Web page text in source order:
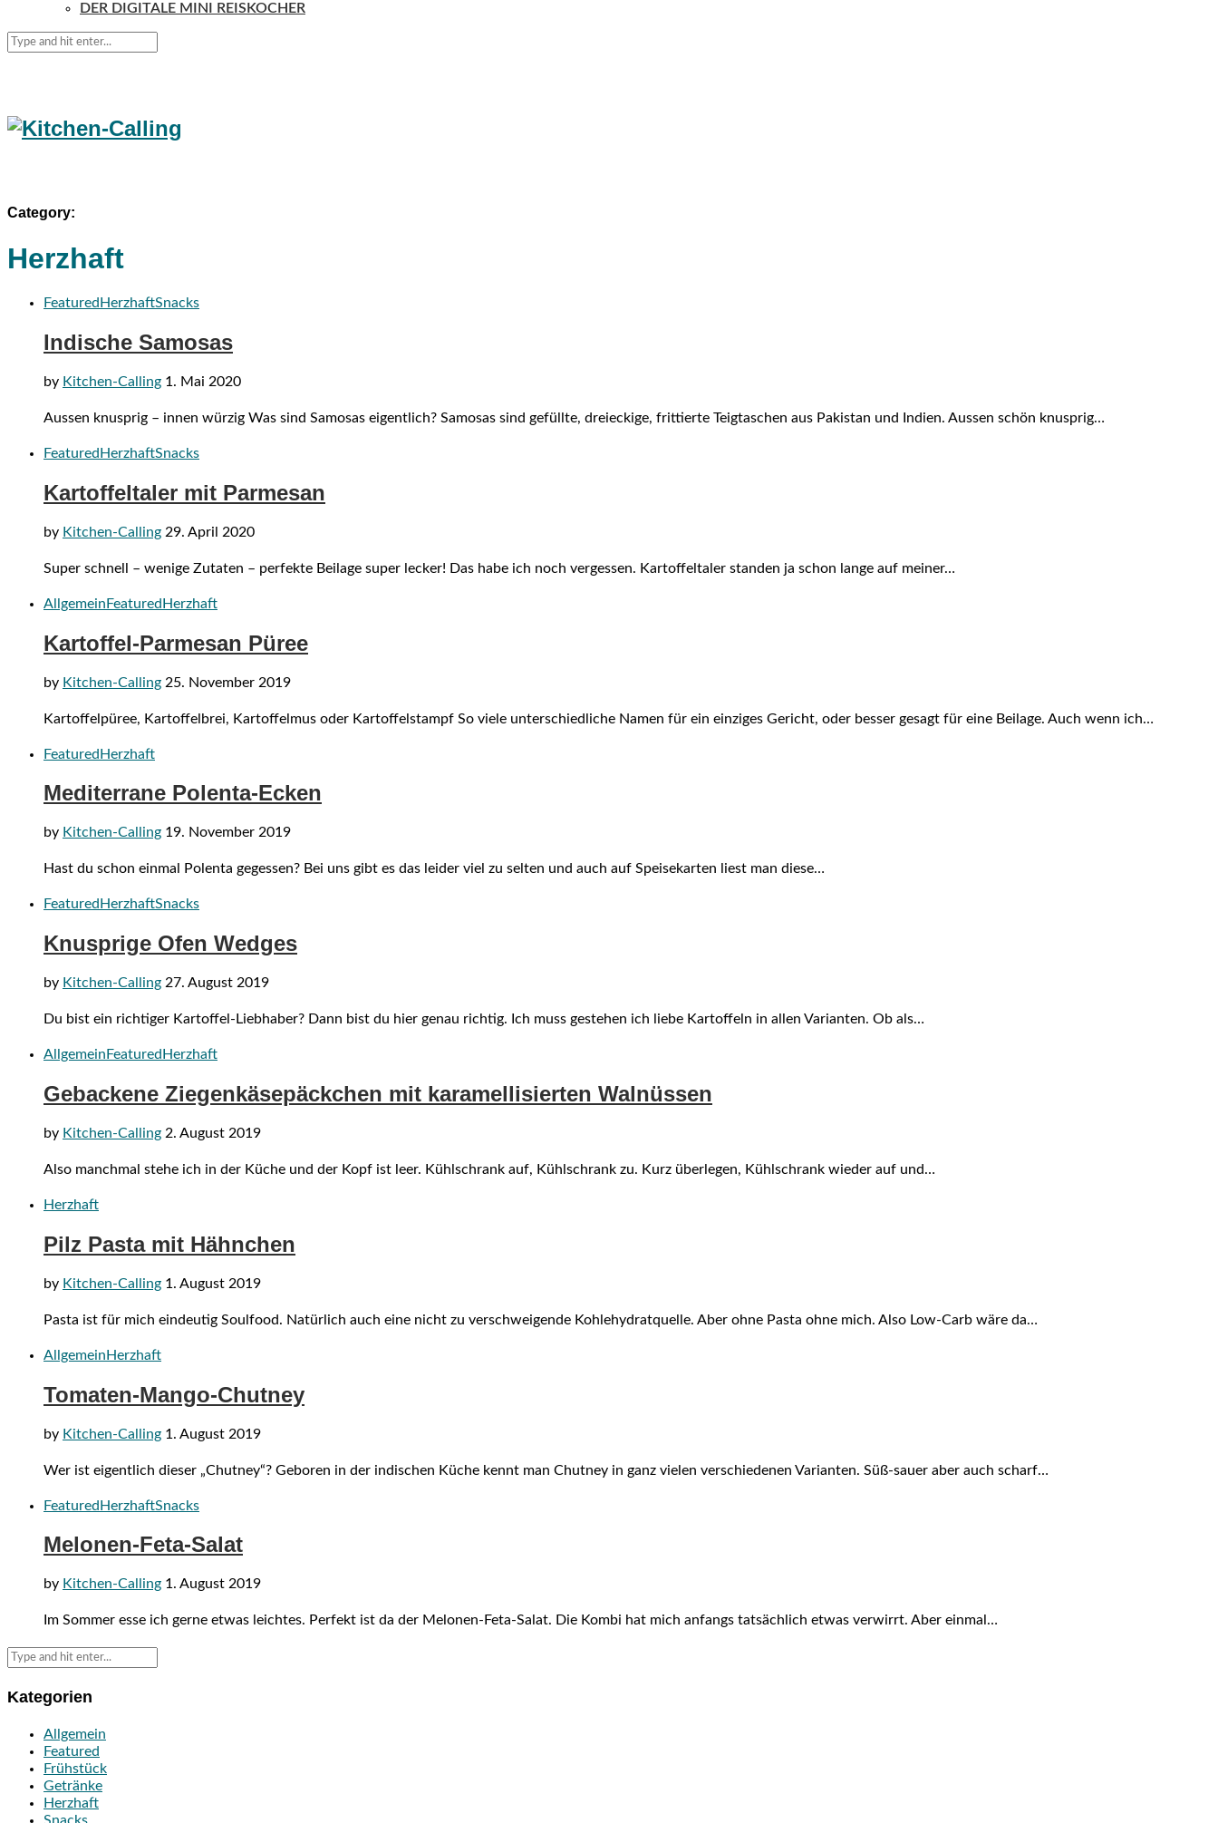
DER DIGITALE MINI REISKOCHER
Category:
Herzhaft
Featured HerzhaftSnacks
Indische Samosas
by Kitchen-Calling 1. Mai 2020
Aussen knusprig – innen würzig Was sind Samosas eigentlich? Samosas sind gefüllte, dreieckige, frittierte Teigtaschen aus Pakistan und Indien. Aussen schön knusprig…
Featured HerzhaftSnacks
Kartoffeltaler mit Parmesan
by Kitchen-Calling 29. April 2020
Super schnell – wenige Zutaten – perfekte Beilage super lecker! Das habe ich noch vergessen. Kartoffeltaler standen ja schon lange auf meiner…
Allgemein Featured Herzhaft
Kartoffel-Parmesan Püree
by Kitchen-Calling 25. November 2019
Kartoffelpüree, Kartoffelbrei, Kartoffelmus oder Kartoffelstampf So viele unterschiedliche Namen für ein einziges Gericht, oder besser gesagt für eine Beilage. Auch wenn ich…
FeaturedHerzhaft
Mediterrane Polenta-Ecken
by Kitchen-Calling 19. November 2019
Hast du schon einmal Polenta gegessen? Bei uns gibt es das leider viel zu selten und auch auf Speisekarten liest man diese…
Featured HerzhaftSnacks
Knusprige Ofen Wedges
by Kitchen-Calling 27. August 2019
Du bist ein richtiger Kartoffel-Liebhaber? Dann bist du hier genau richtig. Ich muss gestehen ich liebe Kartoffeln in allen Varianten. Ob als…
Allgemein Featured Herzhaft
Gebackene Ziegenkäsepäckchen mit karamellisierten Walnüssen
by Kitchen-Calling 2. August 2019
Also manchmal stehe ich in der Küche und der Kopf ist leer. Kühlschrank auf, Kühlschrank zu. Kurz überlegen, Kühlschrank wieder auf und…
Herzhaft
Pilz Pasta mit Hähnchen
by Kitchen-Calling 1. August 2019
Pasta ist für mich eindeutig Soulfood. Natürlich auch eine nicht zu verschweigende Kohlehydratquelle. Aber ohne Pasta ohne mich. Also Low-Carb wäre da…
Allgemein Herzhaft
Tomaten-Mango-Chutney
by Kitchen-Calling 1. August 2019
Wer ist eigentlich dieser „Chutney“? Geboren in der indischen Küche kennt man Chutney in ganz vielen verschiedenen Varianten. Süß-sauer aber auch scharf…
FeaturedHerzhaftSnacks
Melonen-Feta-Salat
by Kitchen-Calling 1. August 2019
Im Sommer esse ich gerne etwas leichtes. Perfekt ist da der Melonen-Feta-Salat. Die Kombi hat mich anfangs tatsächlich etwas verwirrt. Aber einmal…
Kategorien
Allgemein
Featured
Frühstück
Getränke
Herzhaft